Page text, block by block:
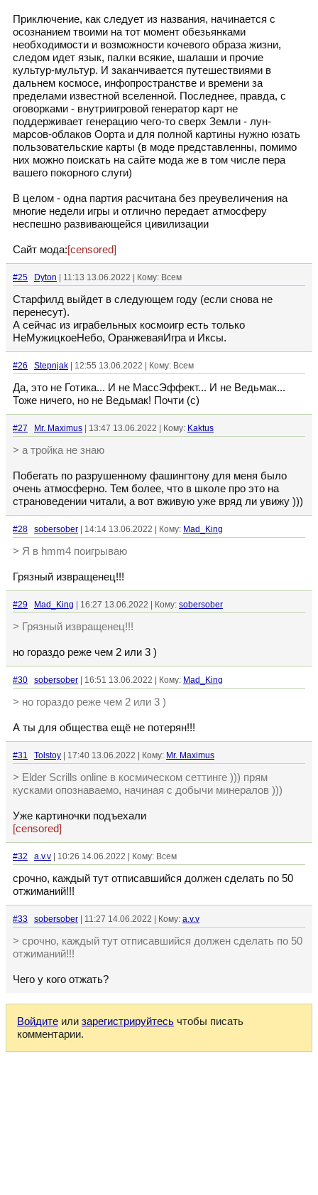
Приключение, как следует из названия, начинается с
осознанием твоими на тот момент обезьянками
необходимости и возможности кочевого образа жизни,
следом идет язык, палки всякие, шалаши и прочие
культур-мультур. И заканчивается путешествиями в
дальнем космосе, инфопространстве и времени за
пределами известной вселенной. Последнее, правда, с
оговорками - внутриигровой генератор карт не
поддерживает генерацию чего-то сверх Земли - лун-
марсов-облаков Оорта и для полной картины нужно юзать
пользовательские карты (в моде представленны, помимо
них можно поискать на сайте мода же в том числе пера
вашего покорного слуги)
В целом - одна партия расчитана без преувеличения на
многие недели игры и отлично передает атмосферу
неспешно развивающейся цивилизации
Сайт мода:[censored]
#25 Dyton | 11:13 13.06.2022 | Кому: Всем
Старфилд выйдет в следующем году (если снова не
перенесут).
А сейчас из играбельных космоигр есть только
НеМужицкоеНебо, ОранжеваяИгра и Иксы.
#26 Stepnjak | 12:55 13.06.2022 | Кому: Всем
Да, это не Готика... И не МассЭффект... И не Ведьмак...
Тоже ничего, но не Ведьмак! Почти (с)
#27 Mr. Maximus | 13:47 13.06.2022 | Кому: Kaktus
> а тройка не знаю
Побегать по разрушенному фашингтону для меня было
очень атмосферно. Тем более, что в школе про это на
страноведении читали, а вот вживую уже вряд ли увижу )))
#28 sobersober | 14:14 13.06.2022 | Кому: Mad_King
> Я в hmm4 поигрываю
Грязный извращенец!!!
#29 Mad_King | 16:27 13.06.2022 | Кому: sobersober
> Грязный извращенец!!!
но гораздо реже чем 2 или 3 )
#30 sobersober | 16:51 13.06.2022 | Кому: Mad_King
> но гораздо реже чем 2 или 3 )
А ты для общества ещё не потерян!!!
#31 Tolstoy | 17:40 13.06.2022 | Кому: Mr. Maximus
> Elder Scrills online в космическом сеттинге ))) прям
кусками опознаваемо, начиная с добычи минералов )))
Уже картиночки подъехали
[censored]
#32 a.v.v | 10:26 14.06.2022 | Кому: Всем
срочно, каждый тут отписавшийся должен сделать по 50
отжиманий!!!
#33 sobersober | 11:27 14.06.2022 | Кому: a.v.v
> срочно, каждый тут отписавшийся должен сделать по 50
отжиманий!!!
Чего у кого отжать?
Войдите или зарегистрируйтесь чтобы писать
комментарии.